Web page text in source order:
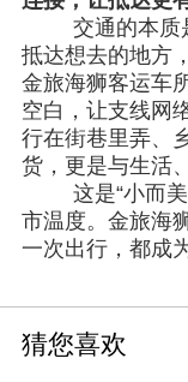
交通的本质
抵达想去的地方
金旅海狮客运车
空白，让支线网
行在街巷里弄、
货，更是与生活
这是“小而
市温度。金旅海
一次出行，都成
猜您喜欢